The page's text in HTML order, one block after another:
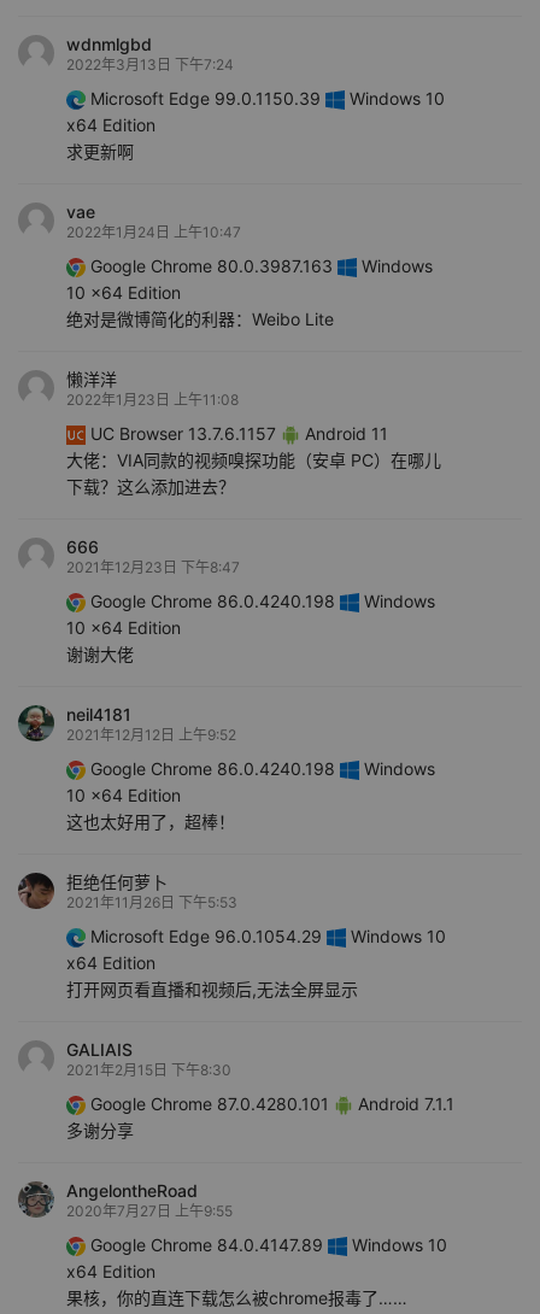
wdnmlgbd
2022年3月13日 下午7:24
Microsoft Edge 99.0.1150.39
Windows 10
x64 Edition
求更新啊
vae
2022年1月24日 上午10:47
Google Chrome 80.0.3987.163
Windows
10 x64 Edition
绝对是微博简化的利器：Weibo Lite
懒洋洋
2022年1月23日 上午11:08
UC Browser 13.7.6.1157
Android 11
大佬：VIA同款的视频嗅探功能（安卓 PC）在哪儿
下载？这么添加进去？
666
2021年12月23日 下午8:47
Google Chrome 86.0.4240.198
Windows
10 x64 Edition
谢谢大佬
neil4181
2021年12月12日 上午9:52
Google Chrome 86.0.4240.198
Windows
10 x64 Edition
这也太好用了，超棒！
拒绝任何萝卜
2021年11月26日 下午5:53
Microsoft Edge 96.0.1054.29
Windows 10
x64 Edition
打开网页看直播和视频后,无法全屏显示
GALIAIS
2021年2月15日 下午8:30
Google Chrome 87.0.4280.101
Android 7.1.1
多谢分享
AngelontheRoad
2020年7月27日 上午9:55
Google Chrome 84.0.4147.89
Windows 10
x64 Edition
果核，你的直连下载怎么被chrome报毒了……